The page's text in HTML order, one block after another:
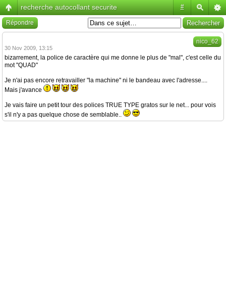
#
recherche autocollant securite
Répondre
nico_62
30 Nov 2009, 13:15
bizarrement, la police de caractère qui me donne le plus de "mal", c'est celle du
mot "QUAD"
Je n'ai pas encore retravailler "la machine" ni le bandeau avec l'adresse....
Mais j'avance
Je vais faire un petit tour des polices TRUE TYPE gratos sur le net... pour vois
s'il n'y a pas quelque chose de semblable..